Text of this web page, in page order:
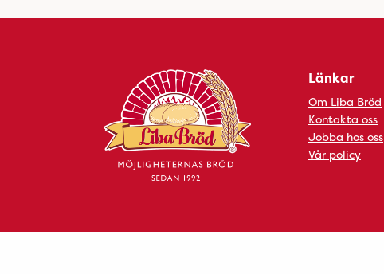
Länkar
Om Liba Bröd
Kontakta oss
Jobba hos oss
Vår policy